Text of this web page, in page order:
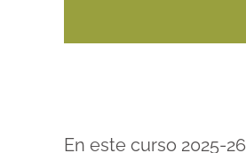
En este curso 2025-